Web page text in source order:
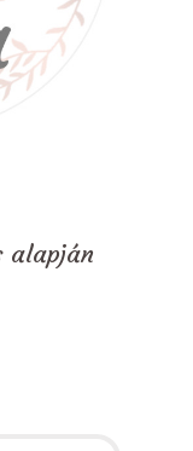
alapján